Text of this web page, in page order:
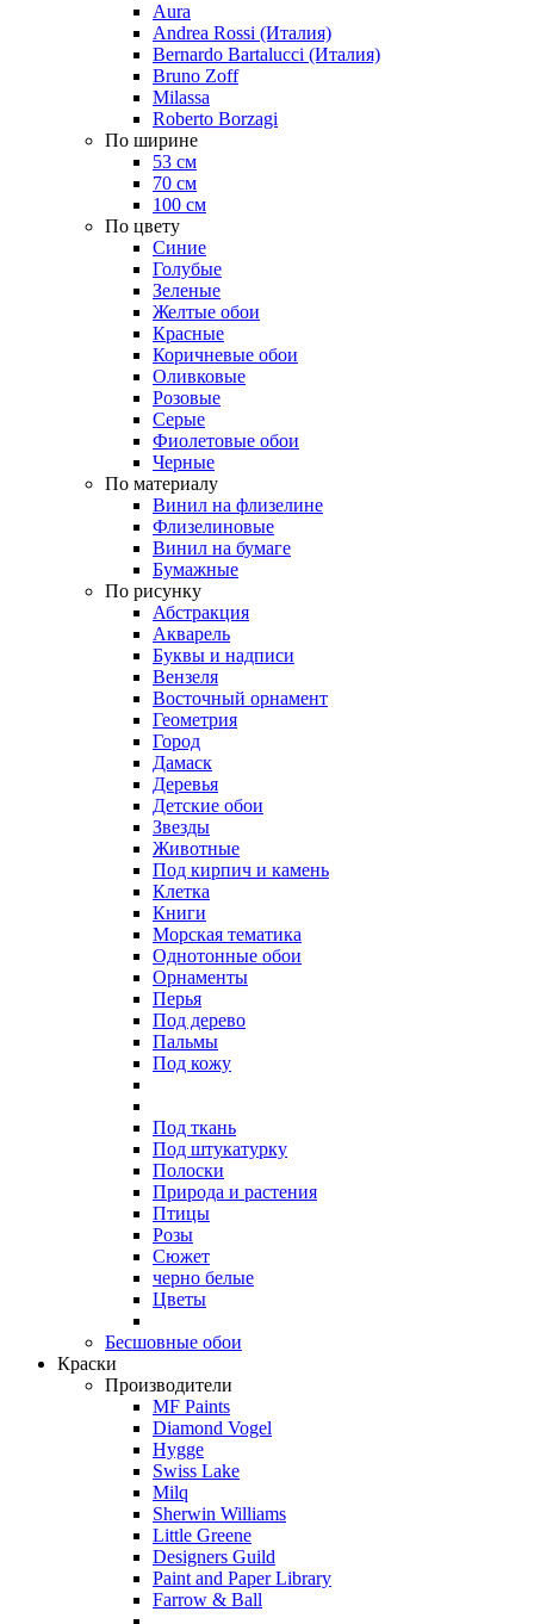
Aura
Andrea Rossi (Италия)
Bernardo Bartalucci (Италия)
Bruno Zoff
Milassa
Roberto Borzagi
По ширине
53 см
70 см
100 см
По цвету
Синие
Голубые
Зеленые
Желтые обои
Красные
Коричневые обои
Оливковые
Розовые
Серые
Фиолетовые обои
Черные
По материалу
Винил на флизелине
Флизелиновые
Винил на бумаге
Бумажные
По рисунку
Абстракция
Акварель
Буквы и надписи
Вензеля
Восточный орнамент
Геометрия
Город
Дамаск
Деревья
Детские обои
Звезды
Животные
Под кирпич и камень
Клетка
Книги
Морская тематика
Однотонные обои
Орнаменты
Перья
Под дерево
Пальмы
Под кожу
Под ткань
Под штукатурку
Полоски
Природа и растения
Птицы
Розы
Сюжет
черно белые
Цветы
Бесшовные обои
Краски
Производители
MF Paints
Diamond Vogel
Hygge
Swiss Lake
Milq
Sherwin Williams
Little Greene
Designers Guild
Paint and Paper Library
Farrow & Ball